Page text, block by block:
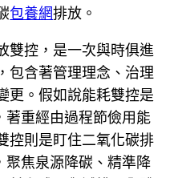
包養網排放。
雙控，是一次與時俱進
包含著管理理念、治理
更。假如說能耗雙控是
著重經由過程節儉用能
控則是盯住二氧化碳排
聚焦泉源降碳、精準降